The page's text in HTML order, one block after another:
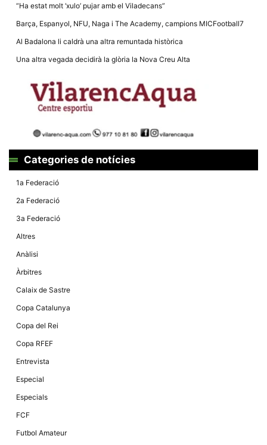
“Ha estat molt ‘xulo’ pujar amb el Viladecans”
Barça, Espanyol, NFU, Naga i The Academy, campions MICFootball7
Al Badalona li caldrà una altra remuntada històrica
Una altra vegada decidirà la glòria la Nova Creu Alta
Categories de notícies
1a Federació
2a Federació
3a Federació
Altres
Anàlisi
Àrbitres
Calaix de Sastre
Copa Catalunya
Copa del Rei
Copa RFEF
Entrevista
Especial
Especials
FCF
Futbol Amateur
Necessàries
Aquestes
cookies no
són
opcionals,
són
funcionament
tècnic de la
web.